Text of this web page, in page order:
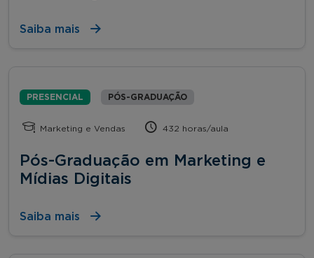
Saiba mais
PRESENCIAL PÓS-GRADUAÇÃO
Marketing e Vendas 432 horas/aula
Pós-Graduação em Marketing e
Mídias Digitais
Saiba mais